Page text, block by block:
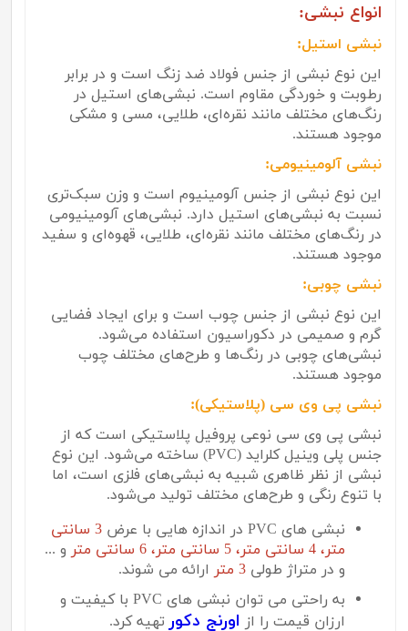
انواع نبشی:
نبشی استیل:
این نوع نبشی از جنس فولاد ضد زنگ است و در برابر
رطوبت و خوردگی مقاوم است. نبشی‌های استیل در
رنگ‌های مختلف مانند نقره‌ای، طلایی، مسی و مشکی
موجود هستند.
نبشی آلومینیومی:
این نوع نبشی از جنس آلومینیوم است و وزن سبک‌تری
نسبت به نبشی‌های استیل دارد. نبشی‌های آلومینیومی
در رنگ‌های مختلف مانند نقره‌ای، طلایی، قهوه‌ای و سفید
موجود هستند.
نبشی چوبی:
این نوع نبشی از جنس چوب است و برای ایجاد فضایی
گرم و صمیمی در دکوراسیون استفاده می‌شود.
نبشی‌های چوبی در رنگ‌ها و طرح‌های مختلف چوب
موجود هستند.
نبشی پی وی سی (پلاستیکی):
نبشی پی وی سی نوعی پروفیل پلاستیکی است که از
جنس پلی وینیل کلراید (PVC) ساخته می‌شود. این نوع
نبشی از نظر ظاهری شبیه به نبشی‌های فلزی است، اما
با تنوع رنگی و طرح‌های مختلف تولید می‌شود.
نبشی های PVC در اندازه هایی با عرض
3 سانتی
متر، 4 سانتی متر، 5 سانتی متر، 6 سانتی متر
و ...
و در متراژ طولی 3 متر
ارائه می شوند.
به راحتی می توان نبشی های PVC با کیفیت و
ارزان قیمت را از اورنج دکور تهیه کرد.